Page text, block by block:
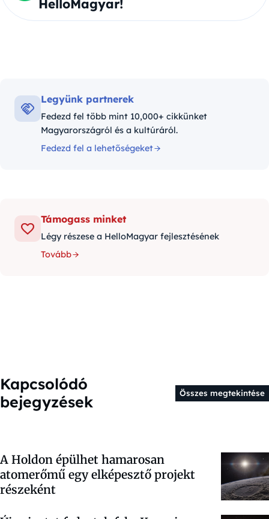
HelloMagyar!
Legyünk partnerek
Fedezd fel több mint 10,000+ cikkünket
Magyarországról és a kultúráról.
Fedezd fel a lehetőségeket
Támogass minket
Légy részese a HelloMagyar fejlesztésének
Tovább
Kapcsolódó
bejegyzések
Összes megtekintése
A Holdon épülhet hamarosan
atomerőmű egy elképesztő projekt
részeként